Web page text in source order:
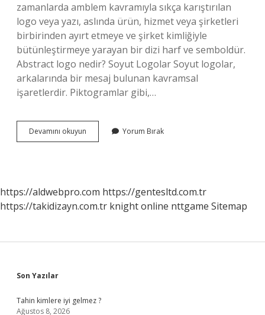
zamanlarda amblem kavramıyla sıkça karıştırılan
logo veya yazı, aslında ürün, hizmet veya şirketleri
birbirinden ayırt etmeye ve şirket kimliğiyle
bütünleştirmeye yarayan bir dizi harf ve semboldür.
Abstract logo nedir? Soyut Logolar Soyut logolar,
arkalarında bir mesaj bulunan kavramsal
işaretlerdir. Piktogramlar gibi,…
Devamını okuyun Amblem
Türleri
Yorum Bırak
https://aldwebpro.com https://gentesltd.com.tr
https://takidizayn.com.tr knight online nttgame Sitemap
Sidebar
Son Yazılar
Tahin kimlere iyi gelmez ?
Ağustos 8, 2026